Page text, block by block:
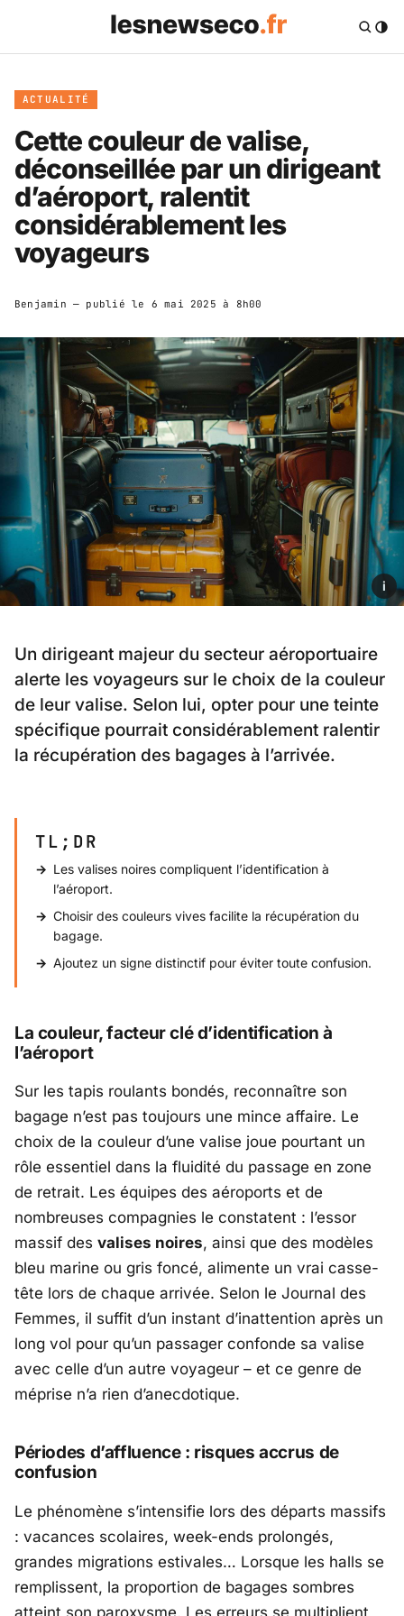
ACTUALITÉ
Cette couleur de valise,
déconseillée par un dirigeant
d’aéroport, ralentit
considérablement les
voyageurs
Benjamin — publié le 6 mai 2025 à 8h00
i
Un dirigeant majeur du secteur aéroportuaire
alerte les voyageurs sur le choix de la couleur
de leur valise. Selon lui, opter pour une teinte
spécifique pourrait considérablement ralentir
la récupération des bagages à l’arrivée.
TL;DR
Les valises noires compliquent l’identification à
l’aéroport.
Choisir des couleurs vives facilite la récupération du
bagage.
Ajoutez un signe distinctif pour éviter toute confusion.
La couleur, facteur clé d’identification à
l’aéroport
Sur les tapis roulants bondés, reconnaître son
bagage n’est pas toujours une mince affaire. Le
choix de la couleur d’une valise joue pourtant un
rôle essentiel dans la fluidité du passage en zone
de retrait. Les équipes des aéroports et de
nombreuses compagnies le constatent : l’essor
massif des valises noires, ainsi que des modèles
bleu marine ou gris foncé, alimente un vrai casse-
tête lors de chaque arrivée. Selon le Journal des
Femmes, il suffit d’un instant d’inattention après un
long vol pour qu’un passager confonde sa valise
avec celle d’un autre voyageur – et ce genre de
méprise n’a rien d’anecdotique.
Périodes d’affluence : risques accrus de
confusion
Le phénomène s’intensifie lors des départs massifs
: vacances scolaires, week-ends prolongés,
grandes migrations estivales… Lorsque les halls se
remplissent, la proportion de bagages sombres